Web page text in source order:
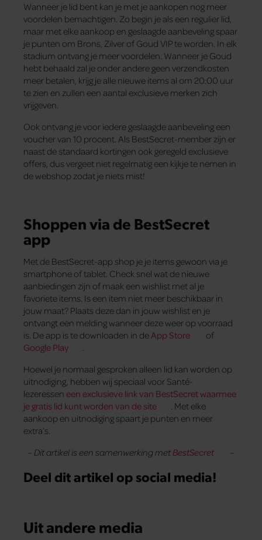
Wanneer je lid bent kan je met je aankopen nog meer
voordelen bemachtigen. Zo begin je als een regulier lid,
maar met elke aankoop en geslaagde aanbeveling spaar
je punten om Brons, Zilver of Goud VIP te worden. In elk
stadium ontvang je meer voordelen. Wanneer je Goud
hebt behaald zal je onder andere geen verzendkosten
meer betalen, krijg je alle nieuwe items al om 20:00 uur
te zien en zullen een aantal exclusieve merken zich
vrijgeven.
Ook ontvang je voor iedere geslaagde aanbeveling een
voucher van 10 procent. Als BestSecret-member zijn er
naast de standaard kortingen ook geregeld exclusieve
offers, dus vergeet niet regelmatig een kijkje te nemen in
de webshop zodat je niets mist!
Shoppen via de BestSecret
app
Met de BestSecret-app shop je je items gewoon via je
smartphone of tablet. Check snel wat de nieuwe
aanbiedingen zijn of maak een wishlist met al je
favoriete items. Is een item niet meer beschikbaar in
jouw maat? Plaats deze dan in jouw wishlist en je
ontvangt een melding wanneer deze weer op voorraad
is. De app is te downloaden in de App Store
of
Google Play
Hoewel je normaal gesproken alleen lid kan worden op
uitnodiging, hebben wij speciaal voor Santé-
lezeressen een exclusieve link van BestSecret waarmee
je gratis lid kunt worden van de site
. Met elke
aankoop en uitnodiging spaart je punten en meer
extra’s.
– Dit artikel is een samenwerking met BestSecret
Deel dit artikel op social media!
Uit andere media